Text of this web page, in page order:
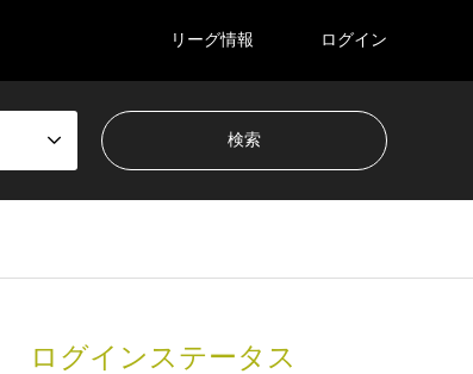
リーグ情報 ログイン
ログインステータス